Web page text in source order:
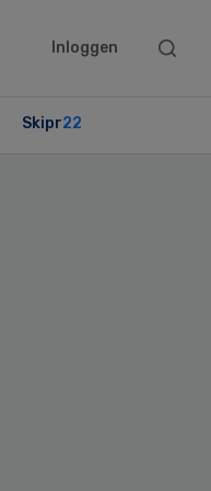
Inloggen
Search
Skipr22